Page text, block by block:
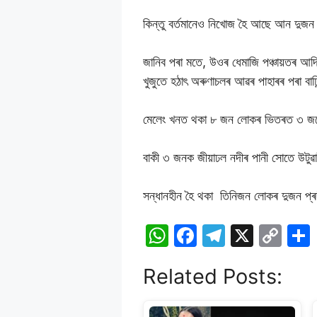
কিন্তু বৰ্তমানেও নিখোজ হৈ আছে আন
জানিব পৰা মতে, উওৰ ধেমাজি পঞ্চায়তৰ
খুজুতে হঠাৎ অৰুণাচলৰ আৱৰ পাহাৰৰ পৰা
মেলেং খনত থকা ৮ জন লোকৰ ভিতৰত ৩
বাকী ৩ জনক জীয়াঢল নদীৰ পানী সোতে
সন্ধানহীন হৈ থকা তিনিজন লোকৰ দুজন
W
at
s
F
c
e
T
e
gr
X
C
y
Related Posts: